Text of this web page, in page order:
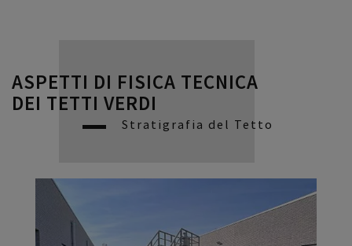
ASPETTI DI FISICA TECNICA
DEI TETTI VERDI
Stratigrafia del Tetto